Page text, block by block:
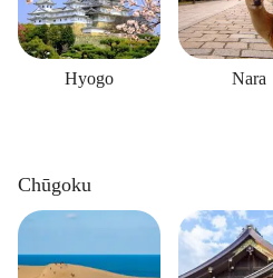
Hyogo Nara
Chūgoku